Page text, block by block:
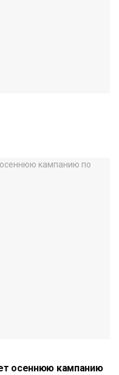
осеннюю кампанию